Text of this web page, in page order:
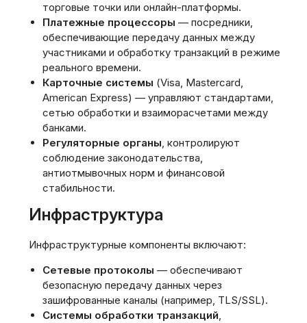
торговые точки или онлайн-платформы.
Платежные процессоры — посредники,
обеспечивающие передачу данных между
участниками и обработку транзакций в режиме
реального времени.
Карточные системы (Visa, Mastercard,
American Express) — управляют стандартами,
сетью обработки и взаиморасчетами между
банками.
Регуляторные органы, контролируют
соблюдение законодательства,
антиотмывочных норм и финансовой
стабильности.
Инфраструктура
Инфраструктурные компоненты включают:
Сетевые протоколы — обеспечивают
безопасную передачу данных через
зашифрованные каналы (например, TLS/SSL).
Системы обработки транзакций,